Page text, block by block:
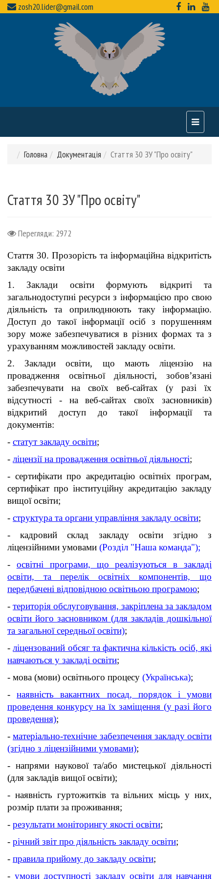
zosh20.lider@gmail.com
Toggle
Головна
Документація Стаття 30 ЗУ "Про освіту"
Стаття 30 ЗУ "Про освіту"
Перегляди: 2972
Стаття 30. Прозорість та інформаційна відкритість
закладу освіти
1. Заклади освіти формують відкриті та
загальнодоступні ресурси з інформацією про свою
діяльність та оприлюднюють таку інформацію.
Доступ до такої інформації осіб з порушенням
зору може забезпечуватися в різних формах та з
урахуванням можливостей закладу освіти.
2. Заклади освіти, що мають ліцензію на
провадження освітньої діяльності, зобов’язані
забезпечувати на своїх веб-сайтах (у разі їх
відсутності - на веб-сайтах своїх засновників)
відкритий доступ до такої інформації та
документів:
- статут закладу освіти;
- ліцензії на провадження освітньої діяльності;
- сертифікати про акредитацію освітніх програм,
сертифікат про інституційну акредитацію закладу
вищої освіти;
- структура та органи управління закладу освіти;
-кадровий склад закладу освіти згідно з
ліцензійними умовами (Розділ "Наша команда");
- освітні програми, що реалізуються в закладі
освіти, та перелік освітніх компонентів, що
передбачені відповідною освітньою програмою;
- територія обслуговування, закріплена за закладом
освіти його засновником (для закладів дошкільної
та загальної середньої освіти);
-ліцензований обсяг та фактична кількість осіб, які
навчаються у закладі освіти;
- мова (мови) освітнього процесу (Українська);
-наявність вакантних посад, порядок і умови
проведення конкурсу на їх заміщення (у разі його
проведення);
-матеріально-технічне забезпечення закладу освіти
(згідно з ліцензійними умовами);
- напрями наукової та/або мистецької діяльності
(для закладів вищої освіти);
- наявність гуртожитків та вільних місць у них,
розмір плати за проживання;
- результати моніторингу якості освіти;
- річний звіт про діяльність закладу освіти;
- правила прийому до закладу освіти;
- умови доступності закладу освіти для навчання